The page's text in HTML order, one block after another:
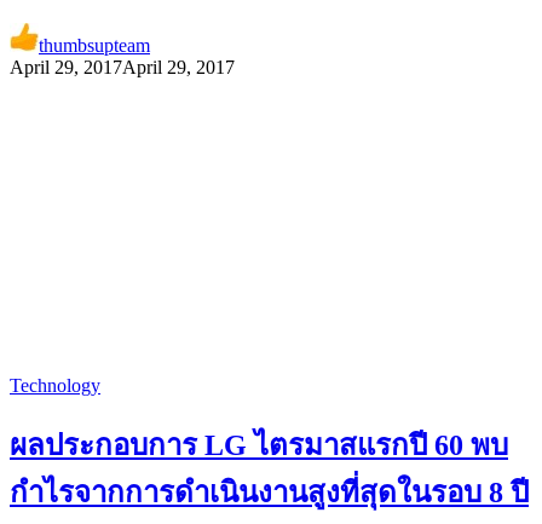
thumbsupteam
April 29, 2017April 29, 2017
Technology
ผลประกอบการ LG ไตรมาสแรกปี 60 พบ
กำไรจากการดำเนินงานสูงที่สุดในรอบ 8 ปี